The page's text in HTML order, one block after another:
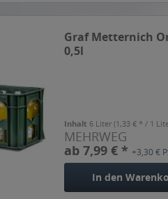
Graf Metternich
0,5l
Inhalt 6 Liter(1,33 € * / 1
MEHRWEG
ab 7,99 € *+3,30 €
In den